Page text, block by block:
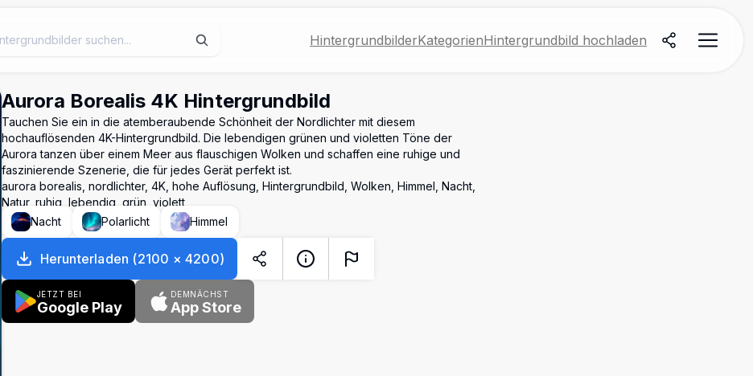
HintergrundbilderKategorienHintergrundbild hochladen
Aurora Borealis 4K Hintergrundbild
Tauchen Sie ein in die atemberaubende Schönheit der Nordlichter mit diesem
hochauflösenden 4K-Hintergrundbild. Die lebendigen grünen und violetten Töne der
Aurora tanzen über einem Meer aus flauschigen Wolken und schaffen eine ruhige und
faszinierende Szenerie, die für jedes Gerät perfekt ist.
aurora borealis, nordlichter, 4K, hohe Auflösung, Hintergrundbild, Wolken, Himmel, Nacht,
Natur, ruhig, lebendig, grün, violett
Nacht
Polarlicht Himmel
Herunterladen (2100 ×4200)
JETZT BEI
Google Play
DEMNÄCHST
App Store